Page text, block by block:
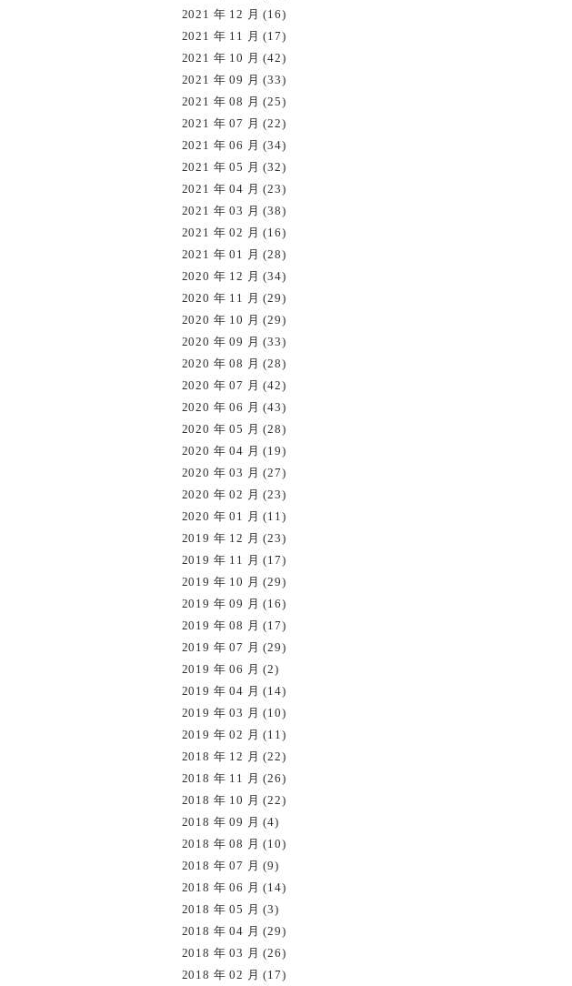
2021 年 12 月 (16)
2021 年 11 月 (17)
2021 年 10 月 (42)
2021 年 09 月 (33)
2021 年 08 月 (25)
2021 年 07 月 (22)
2021 年 06 月 (34)
2021 年 05 月 (32)
2021 年 04 月 (23)
2021 年 03 月 (38)
2021 年 02 月 (16)
2021 年 01 月 (28)
2020 年 12 月 (34)
2020 年 11 月 (29)
2020 年 10 月 (29)
2020 年 09 月 (33)
2020 年 08 月 (28)
2020 年 07 月 (42)
2020 年 06 月 (43)
2020 年 05 月 (28)
2020 年 04 月 (19)
2020 年 03 月 (27)
2020 年 02 月 (23)
2020 年 01 月 (11)
2019 年 12 月 (23)
2019 年 11 月 (17)
2019 年 10 月 (29)
2019 年 09 月 (16)
2019 年 08 月 (17)
2019 年 07 月 (29)
2019 年 06 月 (2)
2019 年 04 月 (14)
2019 年 03 月 (10)
2019 年 02 月 (11)
2018 年 12 月 (22)
2018 年 11 月 (26)
2018 年 10 月 (22)
2018 年 09 月 (4)
2018 年 08 月 (10)
2018 年 07 月 (9)
2018 年 06 月 (14)
2018 年 05 月 (3)
2018 年 04 月 (29)
2018 年 03 月 (26)
2018 年 02 月 (17)